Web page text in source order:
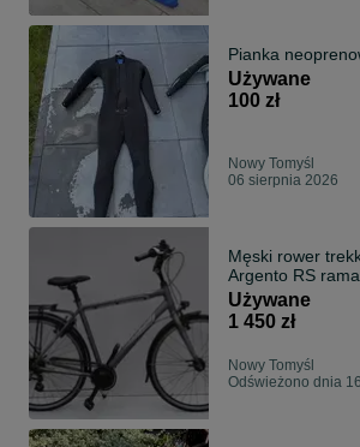
Pianka
Używane
100 zł
Nowy Tomyśl
06 sierpnia 2026
Męski rower
Argento RS rama L
polecam
Używane
1 450 zł
Nowy Tomyśl
Odświeżono dnia